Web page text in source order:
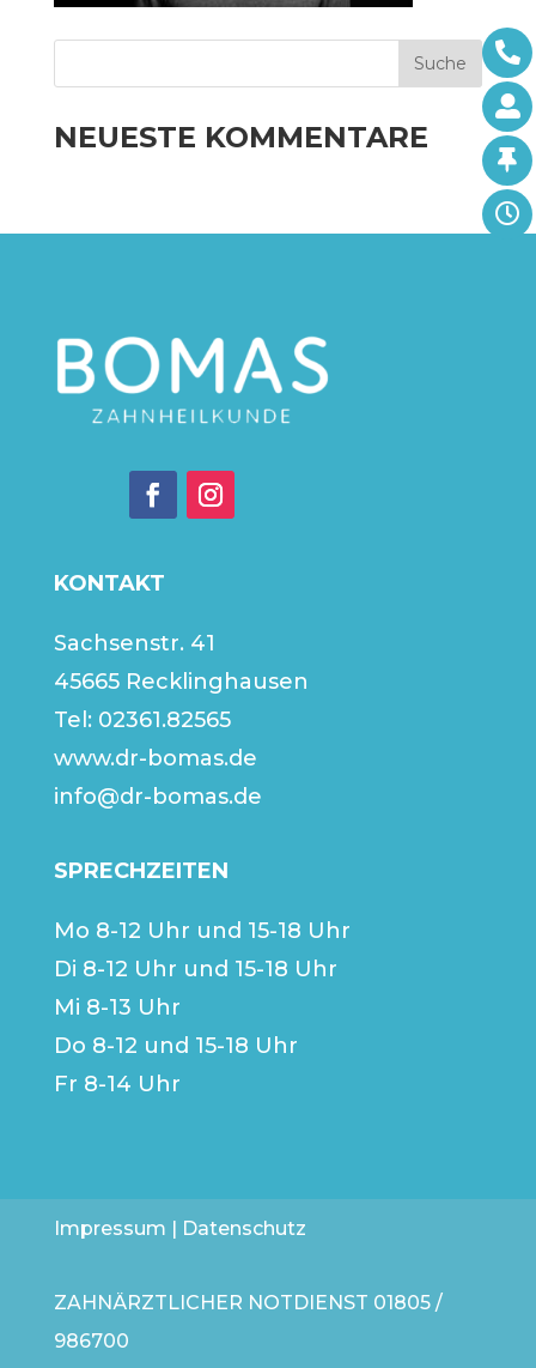
NEUESTE KOMMENTARE
KONTAKT
Sachsenstr. 41
45665 Recklinghausen
Tel: 02361.82565
www.dr-bomas.de
info@dr-bomas.de
SPRECHZEITEN
Mo 8-12 Uhr und 15-18 Uhr
Di 8-12 Uhr und 15-18 Uhr
Mi 8-13 Uhr
Do 8-12 und 15-18 Uhr
Fr 8-14 Uhr
Impressum | Datenschutz
ZAHNÄRZTLICHER NOTDIENST 01805 /
986700